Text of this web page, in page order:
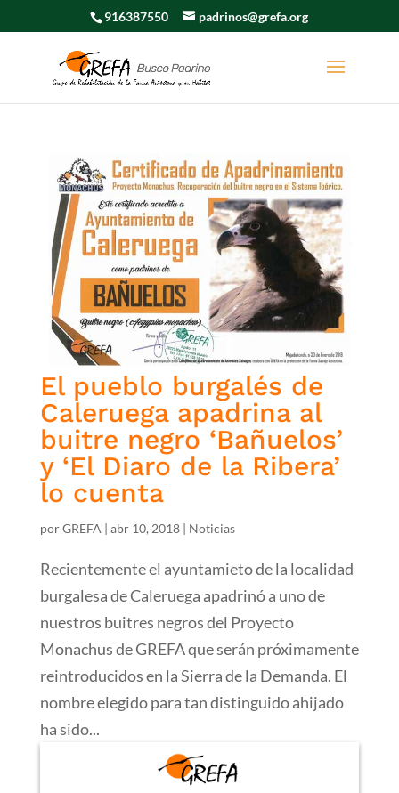
916387550 padrinos@grefa.org
El pueblo burgalés de
Caleruega apadrina al
buitre negro ‘Bañuelos’
y ‘El Diaro de la Ribera’
lo cuenta
porGREFA | abr 10, 2018| Noticias
Recientemente el ayuntamieto de la localidad
burgalesa de Caleruega apadrinó a uno de
nuestros buitres negros del Proyecto
Monachus de GREFA que serán próximamente
reintroducidos en la Sierra de la Demanda. El
nombre elegido para tan distinguido ahijado
ha sido...